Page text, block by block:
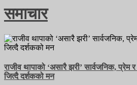
समाचार
राजीव थापाको ‘असारै झरी’ सार्वजनिक, प्रेम
जित्दै दर्शकको मन